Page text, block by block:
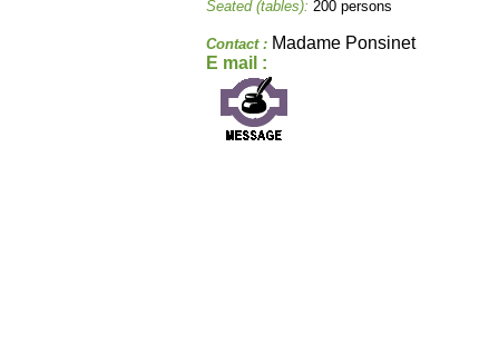
Seated (tables): 200 persons
Contact : Madame Ponsinet
E mail :